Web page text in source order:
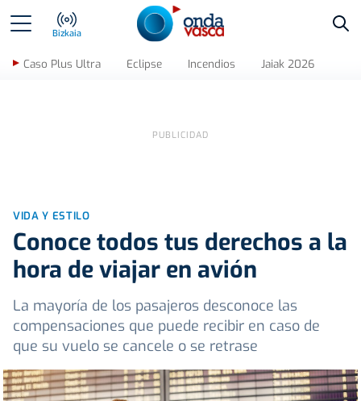
Bizkaia
Caso Plus Ultra Eclipse Incendios Jaiak 2026
VIDA Y ESTILO
Conoce todos tus derechos a la
hora de viajar en avión
La mayoría de los pasajeros desconoce las
compensaciones que puede recibir en caso de
que su vuelo se cancele o se retrase